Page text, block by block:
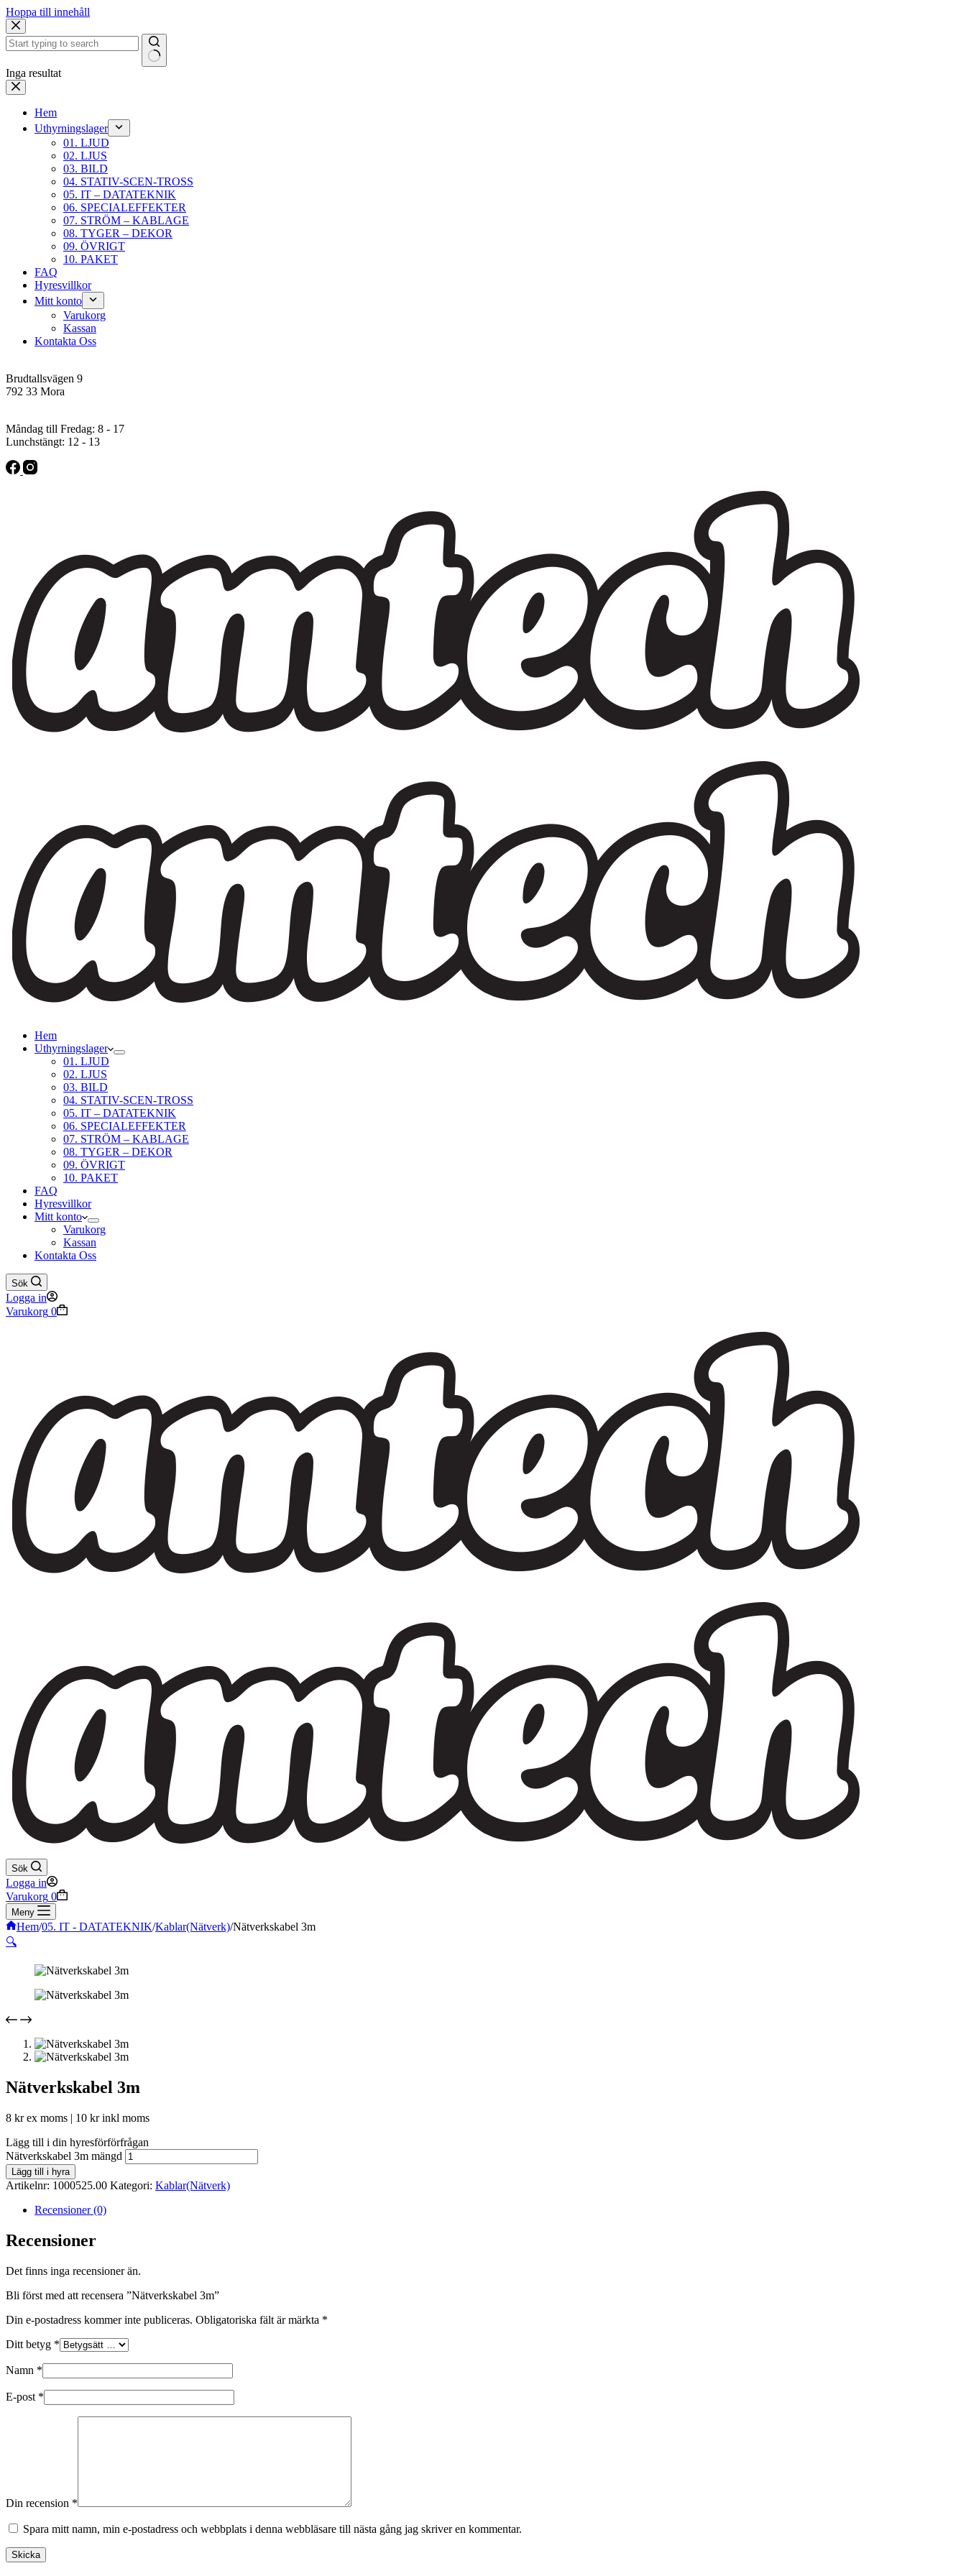
Hoppa till innehåll
Inga resultat
Hem
Uthyrningslager
01. LJUD
02. LJUS
03. BILD
04. STATIV-SCEN-TROSS
05. IT – DATATEKNIK
06. SPECIALEFFEKTER
07. STRÖM – KABLAGE
08. TYGER – DEKOR
09. ÖVRIGT
10. PAKET
FAQ
Hyresvillkor
Mitt konto
Varukorg
Kassan
Kontakta Oss
Brudtallsvägen 9
792 33 Mora
Måndag till Fredag: 8 - 17
Lunchstängt: 12 - 13
Hem
Uthyrningslager
01. LJUD
02. LJUS
03. BILD
04. STATIV-SCEN-TROSS
05. IT – DATATEKNIK
06. SPECIALEFFEKTER
07. STRÖM – KABLAGE
08. TYGER – DEKOR
09. ÖVRIGT
10. PAKET
FAQ
Hyresvillkor
Mitt konto
Varukorg
Kassan
Kontakta Oss
Sök
Logga in
Varukorg 0
Sök
Logga in
Varukorg 0
Meny
Hem/05. IT - DATATEKNIK/Kablar(Nätverk)/Nätverkskabel 3m
🔍
Nätverkskabel 3m
8 krex moms | 10 krinkl moms
Lägg till i din hyresförförfrågan
Nätverkskabel 3m mängd
Lägg till i hyra
Artikelnr: 1000525.00 Kategori: Kablar(Nätverk)
Recensioner (0)
Recensioner
Det finns inga recensioner än.
Bli först med att recensera ”Nätverkskabel 3m”
Din e-postadress kommer inte publiceras. Obligatoriska fält är märkta *
Ditt betyg *
Namn *
E-post *
Din recension *
Spara mitt namn, min e-postadress och webbplats i denna webbläsare till nästa gång jag skriver en kommentar.
Skicka